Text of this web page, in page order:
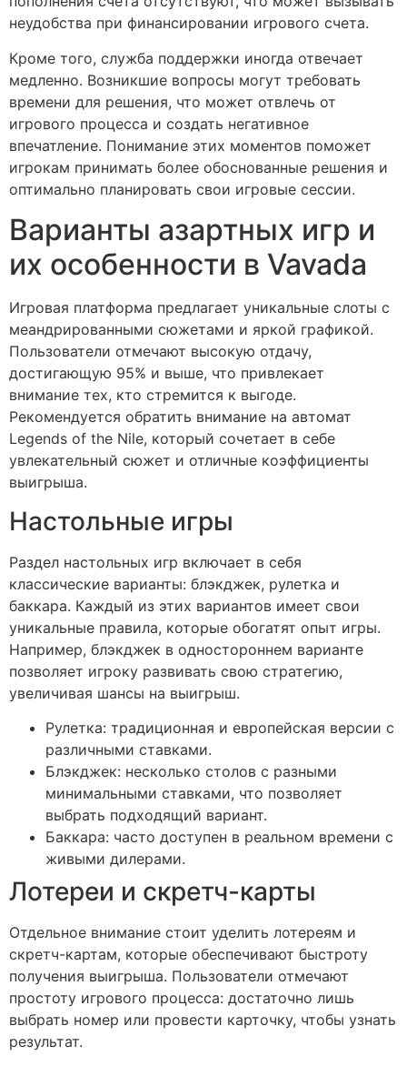
неудобства при финансировании игрового счета.
Кроме того, служба поддержки иногда отвечает
медленно. Возникшие вопросы могут требовать
времени для решения, что может отвлечь от
игрового процесса и создать негативное
впечатление. Понимание этих моментов поможет
игрокам принимать более обоснованные решения и
оптимально планировать свои игровые сессии.
Варианты азартных игр и
их особенности в Vavada
Игровая платформа предлагает уникальные слоты с
меандрированными сюжетами и яркой графикой.
Пользователи отмечают высокую отдачу,
достигающую 95% и выше, что привлекает
внимание тех, кто стремится к выгоде.
Рекомендуется обратить внимание на автомат
Legends of the Nile, который сочетает в себе
увлекательный сюжет и отличные коэффициенты
выигрыша.
Настольные игры
Раздел настольных игр включает в себя
классические варианты: блэкджек, рулетка и
баккара. Каждый из этих вариантов имеет свои
уникальные правила, которые обогатят опыт игры.
Например, блэкджек в одностороннем варианте
позволяет игроку развивать свою стратегию,
увеличивая шансы на выигрыш.
Рулетка: традиционная и европейская версии с
различными ставками.
Блэкджек: несколько столов с разными
минимальными ставками, что позволяет
выбрать подходящий вариант.
Баккара: часто доступен в реальном времени с
живыми дилерами.
Лотереи и скретч-карты
Отдельное внимание стоит уделить лотереям и
скретч-картам, которые обеспечивают быстроту
получения выигрыша. Пользователи отмечают
простоту игрового процесса: достаточно лишь
выбрать номер или провести карточку, чтобы узнать
результат.